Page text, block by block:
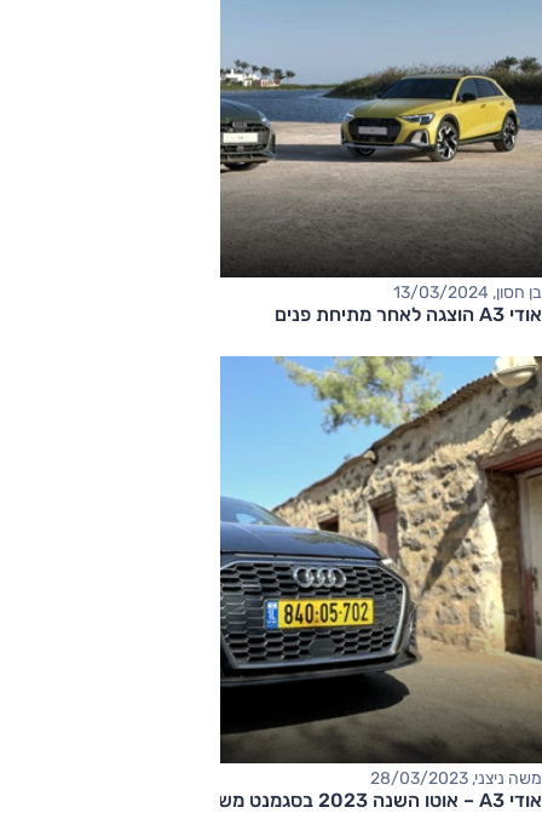
בן חסון, 13/03/2024
אודי A3 הוצגה לאחר מתיחת פנים
משה ניצני, 28/03/2023
אודי A3 – אוטו השנה 2023 בסגמנט משפחתיות קומפקטיות יוקרה